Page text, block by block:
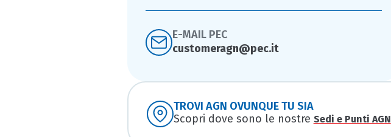
E-MAIL PEC
customeragn@pec.it
TROVI AGN OVUNQUE TU SIA
Scopri dove sono le nostre Sedi e Punti AGN